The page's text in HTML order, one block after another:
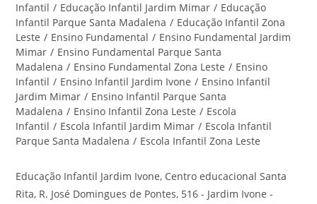
Infantil / Educação Infantil Jardim Mimar / Educação
Infantil Parque Santa Madalena / Educação Infantil Zona
Leste / Ensino Fundamental / Ensino Fundamental Jardim
Mimar / Ensino Fundamental Parque Santa
Madalena / Ensino Fundamental Zona Leste / Ensino
Infantil / Ensino Infantil Jardim Ivone / Ensino Infantil
Jardim Mimar / Ensino Infantil Parque Santa
Madalena / Ensino Infantil Zona Leste / Escola
Infantil / Escola Infantil Jardim Mimar / Escola Infantil
Parque Santa Madalena / Escola Infantil Zona Leste
Educação Infantil Jardim Ivone, Centro educacional Santa
Rita, R. José Domingues de Pontes, 516 - Jardim Ivone -